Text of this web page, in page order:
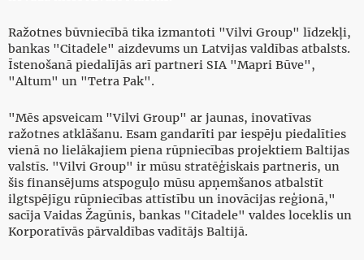
Ražotnes būvniecībā tika izmantoti "Vilvi Group" līdzekļi,
bankas "Citadele" aizdevums un Latvijas valdības atbalsts.
Īstenošanā piedalījās arī partneri SIA "Mapri Būve",
"Altum" un "Tetra Pak".
"Mēs apsveicam "Vilvi Group" ar jaunas, inovatīvas
ražotnes atklāšanu. Esam gandarīti par iespēju piedalīties
vienā no lielākajiem piena rūpniecības projektiem Baltijas
valstīs. "Vilvi Group" ir mūsu stratēģiskais partneris, un
šis finansējums atspoguļo mūsu apņemšanos atbalstīt
ilgtspējīgu rūpniecības attīstību un inovācijas reģionā,"
sacīja Vaidas Žagūnis, bankas "Citadele" valdes loceklis un
Korporatīvās pārvaldības vadītājs Baltijā.